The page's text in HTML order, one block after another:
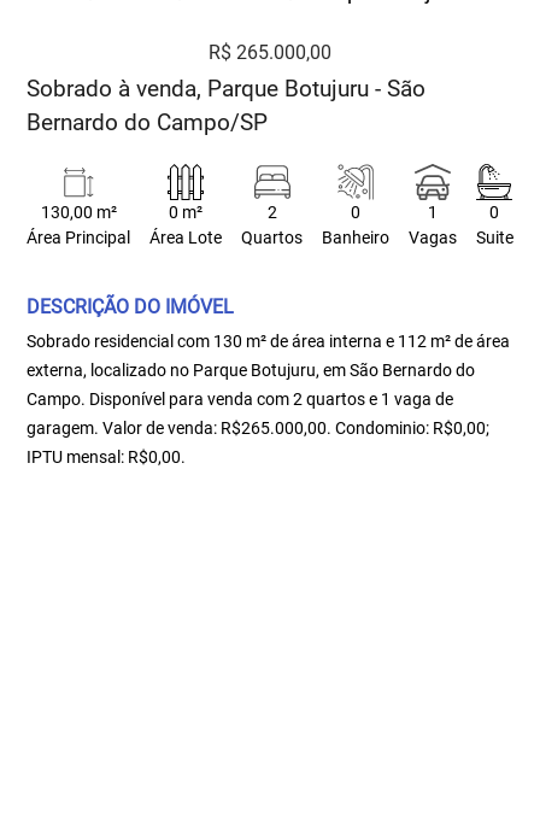
R$ 265.000,00
Sobrado à venda, Parque Botujuru - São
Bernardo do Campo/SP
130,00 m²
Área Principal
0 m²
Área Lote
2
Quartos
0
Banheiro
1
Vagas
0
Suite
DESCRIÇÃO DO IMÓVEL
Sobrado residencial com 130 m² de área interna e 112 m² de área
externa, localizado no Parque Botujuru, em São Bernardo do
Campo. Disponível para venda com 2 quartos e 1 vaga de
garagem. Valor de venda: R$265.000,00. Condominio: R$0,00;
IPTU mensal: R$0,00.